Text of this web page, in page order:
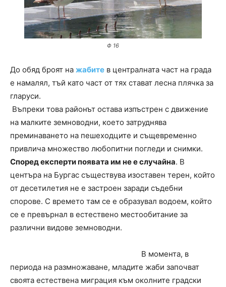
Ф 16
До обяд броят на жабите в централната част на града
е намалял, тъй като част от тях стават лесна плячка за
гларуси.
Въпреки това районът остава изпъстрен с движение
на малките земноводни, което затруднява
преминаването на пешеходците и същевременно
привлича множество любопитни погледи и снимки.
Според експерти появата им не е случайна. В
центъра на Бургас съществува изоставен терен, който
от десетилетия не е застроен заради съдебни
спорове. С времето там се е образувал водоем, който
се е превърнал в естествено местообитание за
различни видове земноводни.
В момента, в
периода на размножаване, младите жаби започват
своята естествена миграция към околните градски